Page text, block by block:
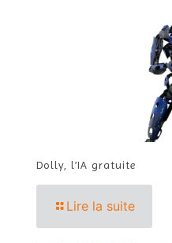
Dolly, l’IA gratuite
Lire la suite